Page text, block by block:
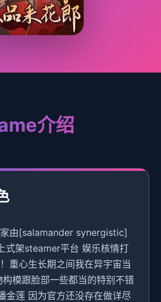
介绍
由[salamander synergistic]
式架steamer平台 娱乐核情打
重心生长期之间我在异宇宙当
模跟脸部一些都当的特别不错
金莲 因为官方还没存在做详尽